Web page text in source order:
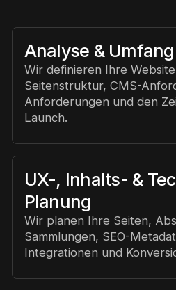
Analyse & Umfang
Wir definieren Ihre
Seitenstruktur, CMS-
Anforderungen und den
Launch.
UX-, Inhalts- &
Planung
Wir planen Ihre Seiten,
Sammlungen, SEO-
Integrationen und